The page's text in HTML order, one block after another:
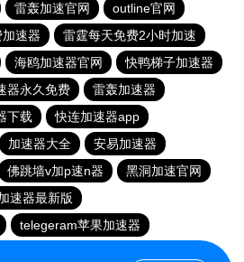
雷轰加速官网
outline官网
速器
雷霆每天免费2小时加速
海鸥加速器官网
快鸭梯子加速器
器永久免费
雷轰加速器
下载
快连加速器app
加速器大全
安易加速器
佛跳墙v加p速n器
黑洞加速官网
速器最新版
telegeram苹果加速器